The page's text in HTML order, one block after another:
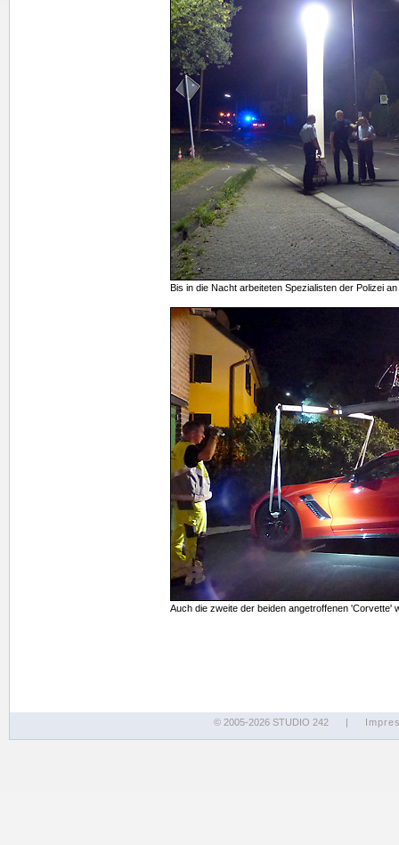
Bis in die Nacht arbeiteten Spezialisten der Polizei
Auch die zweite der beiden angetroffenen
© 2005-2026 STUDIO 242 |